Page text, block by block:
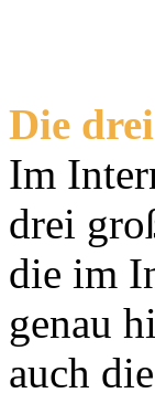
Die
Im
drei
die im
genau
auch